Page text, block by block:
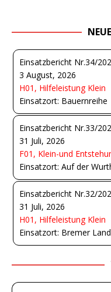
Einsatzbericht Nr.34/
3 August, 2026
H01, Hilfeleistung Klein
Einsatzort: Bauernreihe
Einsatzbericht Nr.33/
31 Juli, 2026
F01, Klein-und
Einsatzort: Auf der
Einsatzbericht Nr.32/
31 Juli, 2026
H01, Hilfeleistung Klein
Einsatzort: Bremer